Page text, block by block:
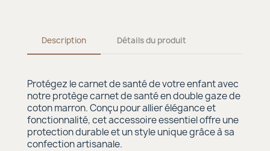
Description Détails du produit
Protégez le carnet de santé de votre enfant avec
notre protège carnet de santé en double gaze de
coton marron. Conçu pour allier élégance et
fonctionnalité, cet accessoire essentiel offre une
protection durable et un style unique grâce à sa
confection artisanale.